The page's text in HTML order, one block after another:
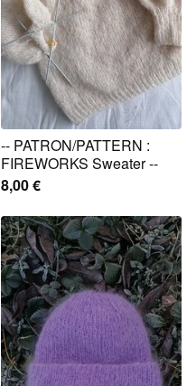
-- PATRON/PATTERN :
FIREWORKS Sweater --
8,00€